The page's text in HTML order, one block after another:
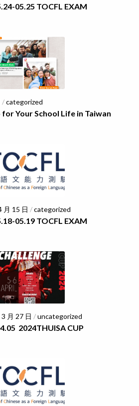
05.25 TOCFL EXAM
/categorized
for Your School Life in Taiwan
月 15 日 /categorized
05.19 TOCFL EXAM
月 27 日 /uncategorized
2024THUISA CUP